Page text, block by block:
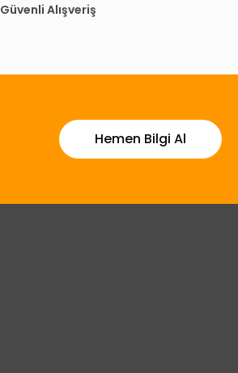
Güvenli Alışveriş
Hemen Bilgi Al